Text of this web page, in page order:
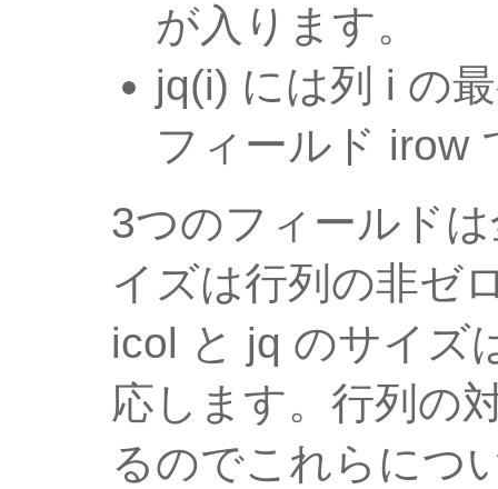
が入ります。
jq(i) には列 i の
フィールド irow
3つのフィールド
イズは行列の非ゼ
icol と jq のサイズ
応します。行列の
るのでこれらにつ